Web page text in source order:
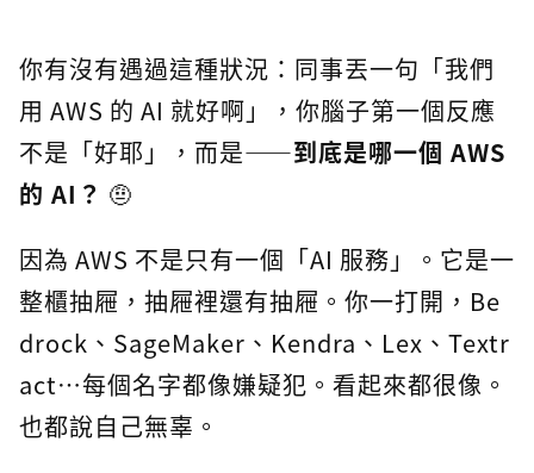
你有沒有遇過這種狀況：同事丟一句「我們
用 AWS 的 AI 就好啊」，你腦子第一個反應
不是「好耶」，而是——到底是哪一個 AWS
的 AI？ 🤨
因為 AWS 不是只有一個「AI 服務」。它是一
整櫃抽屜，抽屜裡還有抽屜。你一打開，Be
drock、SageMaker、Kendra、Lex、Textr
act…每個名字都像嫌疑犯。看起來都很像。
也都說自己無辜。